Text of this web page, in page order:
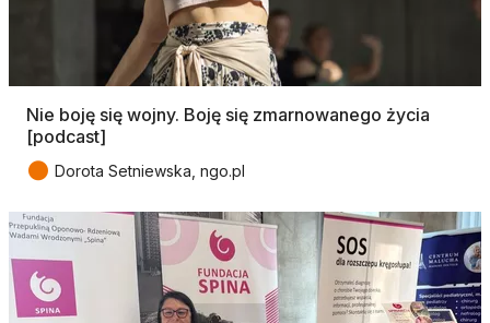
Nie boję się wojny. Boję się zmarnowanego życia
[podcast]
● Dorota Setniewska, ngo.pl